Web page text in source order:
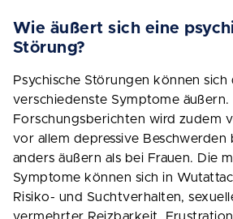
Wie äußert sich eine
Störung?
Psychische Störungen können sich
verschiedenste Symptome äußern.
Forschungsberichten wird zudem
vor allem depressive Beschwerden
anders äußern als bei Frauen. Die
Symptome können sich in
Risiko- und Suchtverhalten,